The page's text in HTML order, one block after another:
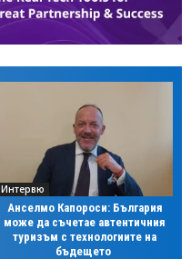
Интервю
Анселмо Капороси: България
може да съчетае автентичния
туризъм с технологиите на
бъдещето